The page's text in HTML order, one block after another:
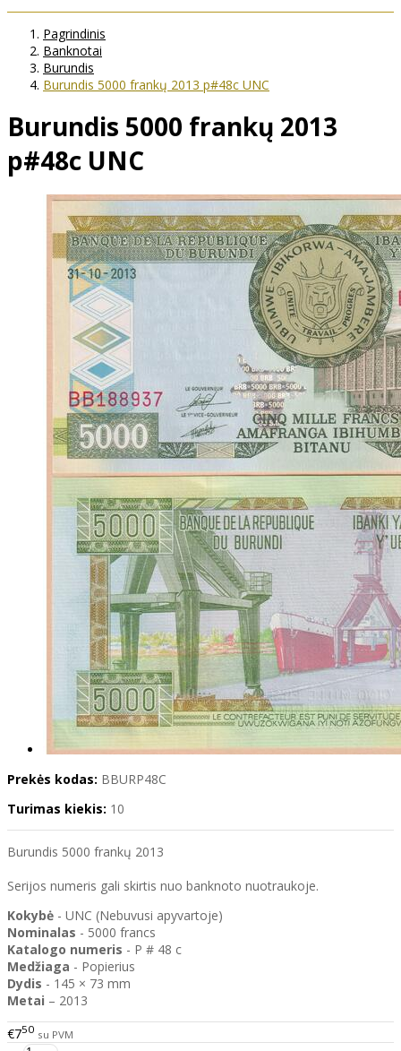
Pagrindinis
Banknotai
Burundis
Burundis 5000 frankų 2013 p#48c UNC
Burundis 5000 frankų 2013
p#48c UNC
Prekės kodas: BBURP48C
Turimas kiekis: 10
Burundis 5000 frankų 2013
Serijos numeris gali skirtis nuo banknoto nuotraukoje.
Kokybė - UNC (Nebuvusi apyvartoje)
Nominalas - 5000 francs
Katalogo numeris - P # 48 c
Medžiaga - Popierius
Dydis - 145 × 73 mm
Metai – 2013
€750 su PVM